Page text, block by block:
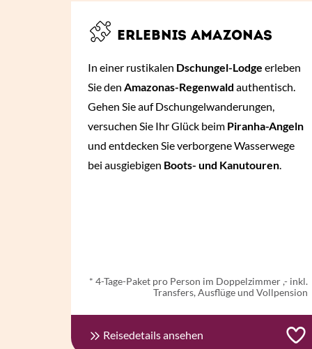
ERLEBNIS AMAZONAS
In einer rustikalen Dschungel-Lodge erleben
Sie den Amazonas-Regenwald authentisch.
Gehen Sie auf Dschungelwanderungen,
versuchen Sie Ihr Glück beim Piranha-Angeln
und entdecken Sie verborgene Wasserwege
bei ausgiebigen Boots- und Kanutouren.
* 4-Tage-Paket pro Person im Doppelzimmer ,- inkl.
Transfers, Ausflüge und Vollpension
Reisedetails ansehen